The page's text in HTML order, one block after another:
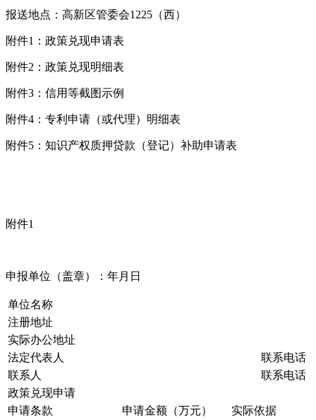
报送地点：高新区管委会1225（西）
附件1：政策兑现申请表
附件2：政策兑现明细表
附件3：信用等截图示例
附件4：专利申请（或代理）明细表
附件5：知识产权质押贷款（登记）补助申请表
附件1
申报单位（盖章）：年月日
单位名称
注册地址
实际办公地址
法定代表人
联系电话
联系人
联系电话
政策兑现申请
申请条款
申请金额（万元）
实际依据